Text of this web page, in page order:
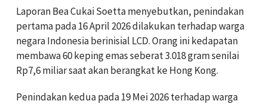
Laporan Bea Cukai Soetta menyebutkan, penindakan
pertama pada 16 April 2026 dilakukan terhadap warga
negara Indonesia berinisial LCD. Orang ini kedapatan
membawa 60 keping emas seberat 3.018 gram senilai
Rp7,6 miliar saat akan berangkat ke Hong Kong.
Penindakan kedua pada 19 Mei 2026 terhadap warga